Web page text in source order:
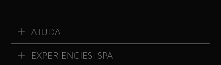
AJUDA
EXPERIENCIES I SPA